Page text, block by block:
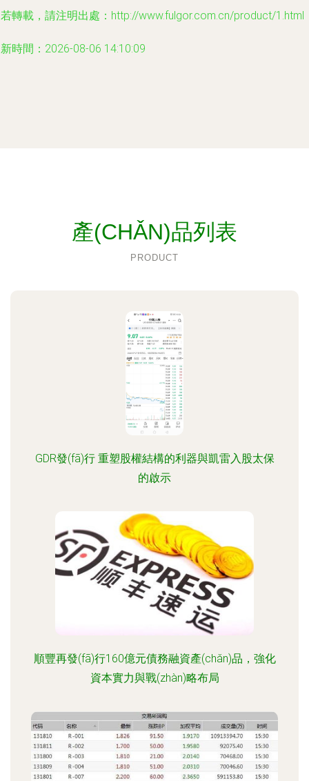
轉載，請注明出處：http://www.fulgor.com.cn/product/1.html
時間：2026-08-06 14:10:09
產(CHǍN)品列表
PRODUCT
GDR發(fā)行 重塑股權結構的利器與凱雷入股太保
的啟示
順豐再發(fā)行160億元債務融資產(chǎn)品，強化
資本實力與戰(zhàn)略布局